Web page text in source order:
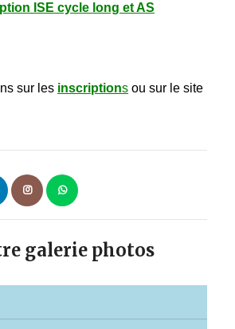
ISE cycle long et AS
sur les inscriptions ou sur le site
galerie photos